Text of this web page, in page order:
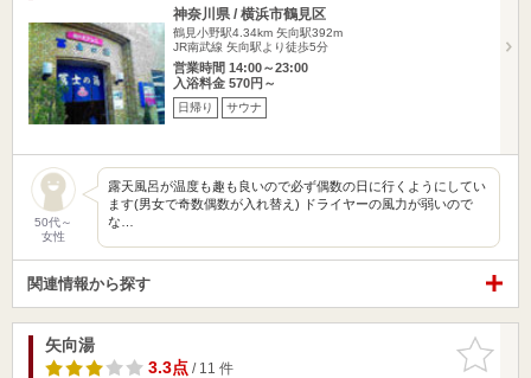
神奈川県 / 横浜市鶴見区
鶴見小野駅4.34km 矢向駅392m
JR南武線 矢向駅より徒歩5分
営業時間 14:00～23:00
入浴料金 570円～
日帰り サウナ
50代～
女性
露天風呂が温度も趣も良いので必ず偶数の日に行くようにしてい
ます(男女で奇数偶数が入れ替え) ドライヤーの風力が弱いので
な…
関連情報から探す
お気に入
りに追加
矢向湯
3.3点/ 11 件